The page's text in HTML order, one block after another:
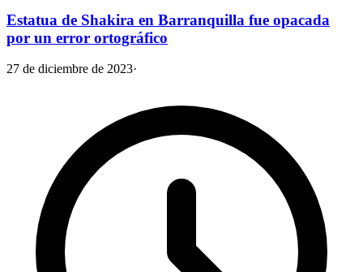
Estatua de Shakira en Barranquilla fue opacada
por un error ortográfico
27 de diciembre de 2023·